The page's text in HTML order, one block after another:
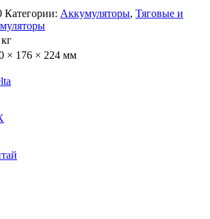
Категории: Аккумуляторы, Тяговые и
× 176 × 224 мм